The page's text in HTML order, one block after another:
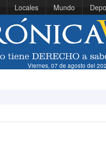
Locales Mundo
Viernes, 07 de agosto del